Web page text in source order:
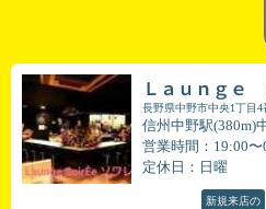
Ｌａｕｎｇｅ
長野県中野市中央1丁目
信州中野駅(380m)
営業時間：19:00〜
定休日：日曜
新規来店の